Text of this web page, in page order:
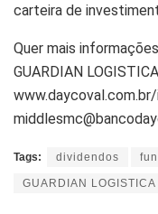
carteira de
Quer mais
GUARDIAN
Tags: dividendos
GUARDIAN LOGISTICA